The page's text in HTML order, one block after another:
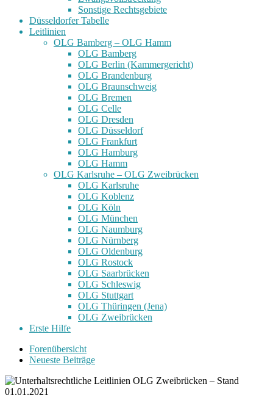
Sonstige Rechtsgebiete
Düsseldorfer Tabelle
Leitlinien
OLG Bamberg – OLG Hamm
OLG Bamberg
OLG Berlin (Kammergericht)
OLG Brandenburg
OLG Braunschweig
OLG Bremen
OLG Celle
OLG Dresden
OLG Düsseldorf
OLG Frankfurt
OLG Hamburg
OLG Hamm
OLG Karlsruhe – OLG Zweibrücken
OLG Karlsruhe
OLG Koblenz
OLG Köln
OLG München
OLG Naumburg
OLG Nürnberg
OLG Oldenburg
OLG Rostock
OLG Saarbrücken
OLG Schleswig
OLG Stuttgart
OLG Thüringen (Jena)
OLG Zweibrücken
Erste Hilfe
Forenübersicht
Neueste Beiträge